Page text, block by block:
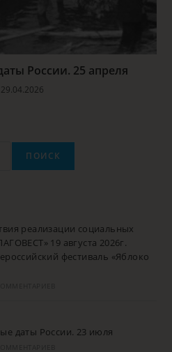
России. 25 апреля
29.04.2026
ПОИСК
реализации социальных
19 августа 2026г.
фестиваль «Яблоко
даты России. 23 июля